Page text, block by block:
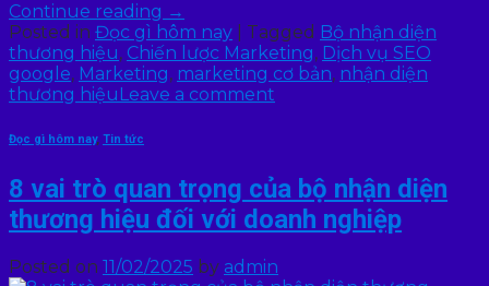
Continue reading →
Posted in Đọc gì hôm nay Tagged Bộ nhận diện
thương hiệu, Chiến lược Marketing, Dịch vụ SEO
google, Marketing, marketing cơ bản, nhận diện
thương hiệu Leave a comment
Đọc gì hôm nay, Tin tức
8 vai trò quan trọng của bộ nhận diện
thương hiệu đối với doanh nghiệp
Posted on 11/02/2025 by admin